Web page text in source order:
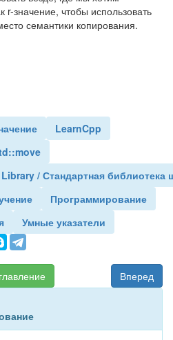
r-значение, чтобы использовать
семантики копирования.
LearnCpp
/ Стандартная библиотека
Программирование
Умные указатели
Вперед